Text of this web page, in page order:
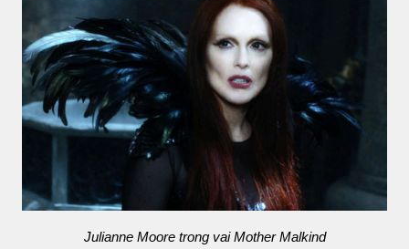
Julianne Moore trong vai Mother Malkind